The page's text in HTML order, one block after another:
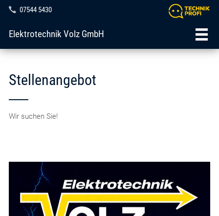
07544 5430
Elektrotechnik Volz GmbH
Stellenangebot
Wir suchen Sie!